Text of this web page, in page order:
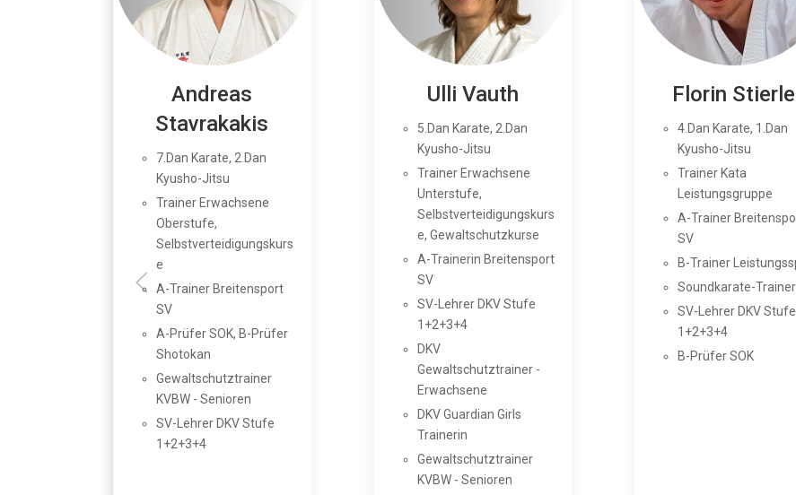
Andreas
Stavrakakis
7.Dan Karate, 2.Dan
Kyusho-Jitsu
Trainer Erwachsene
Oberstufe,
Selbstverteidigungskurs
e
A-Trainer Breitensport
SV
A-Prüfer SOK, B-Prüfer
Shotokan
Gewaltschutztrainer
KVBW - Senioren
SV-Lehrer DKV Stufe
1+2+3+4
Ulli Vauth
5.Dan Karate, 2.Dan
Kyusho-Jitsu
Trainer Erwachsene
Unterstufe,
Selbstverteidigungskurs
e, Gewaltschutzkurse
A-Trainerin Breitensport
SV
SV-Lehrer DKV Stufe
1+2+3+4
DKV
Gewaltschutztrainer -
Erwachsene
DKV Guardian Girls
Trainerin
Gewaltschutztrainer
KVBW - Senioren
Florin Stierle
4.Dan Karate, 1.Dan
Kyusho-Jitsu
Trainer Kata
Leistungsgruppe
A-Trainer
SV
B-Trainer
Soundkarate-Trainer
SV-Lehrer DKV Stufe
1+2+3+4
B-Prüfer SOK